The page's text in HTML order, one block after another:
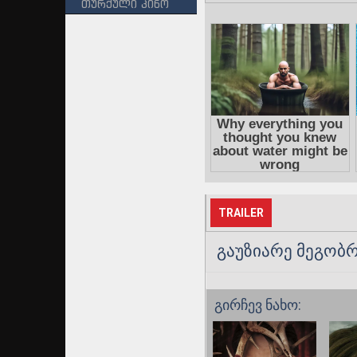
TRAILER
გაუზიარე
გირჩევ ნახო:
თურქული კინო